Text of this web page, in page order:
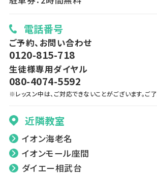
電話番号
ご予約、お問い合わせ
0120-815-718
生徒様専用ダイヤル
080-4074-5592
※レッスン中は、ご対応できないことがございます。ご了
近隣教室
イオン海老名
イオンモール座間
ダイエー相武台